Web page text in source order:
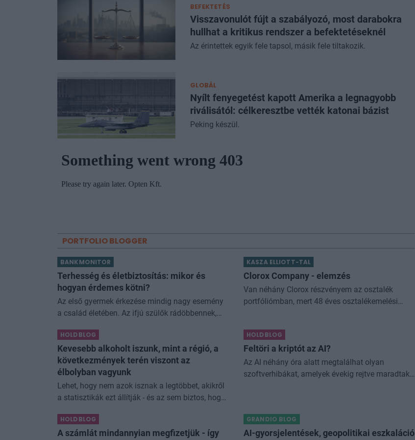
BEFEKTETÉS
Visszavonulót fújt a szabályozó, most darabokra
hullhat a kritikus rendszer a befektetéseknél
Az érintettek egyik fele tapsol, másik fele tiltakozik.
GLOBÁL
Nyílt fenyegetést kapott Amerika a legnagyobb
riválisától: célkeresztbe vették katonai bázist
Peking készül.
PORTFOLIO BLOGGER
BANKMONITOR
Terhesség és életbiztosítás: mikor és
hogyan érdemes kötni?
Az első gyermek érkezése mindig nagy esemény
a család életében. Az ifjú szülők rádöbbennek,
óriási felelősség is! Így történt ez Nórával
KASZA ELLIOTT-TAL
Clorox Company - elemzés
Van néhány Clorox részvényem az osztalék
portfóliómban, mert 48 éves osztalékemelési
king-et. Azt
HOLDBLOG
Kevesebb alkoholt iszunk, mint a régió, a
következmények terén viszont az
élbolyban vagyunk
Lehet, hogy nem azok isznak a legtöbbet, akikről
a statisztikák ezt állítják - és az sem biztos, hogy
társadalmi kárral... The post Kevesebb alkoholt
iszunk
HOLDBLOG
Feltöri a kriptót az AI?
Az AI néhány óra alatt megtalálhat olyan
szoftverhibákat, amelyek évekig rejtve maradtak
HOLDBLOG
A számlát mindannyian megfizetjük - így
GRANDIO BLOG
AI-gyorsjelentések, geopolitikai eszkaláció